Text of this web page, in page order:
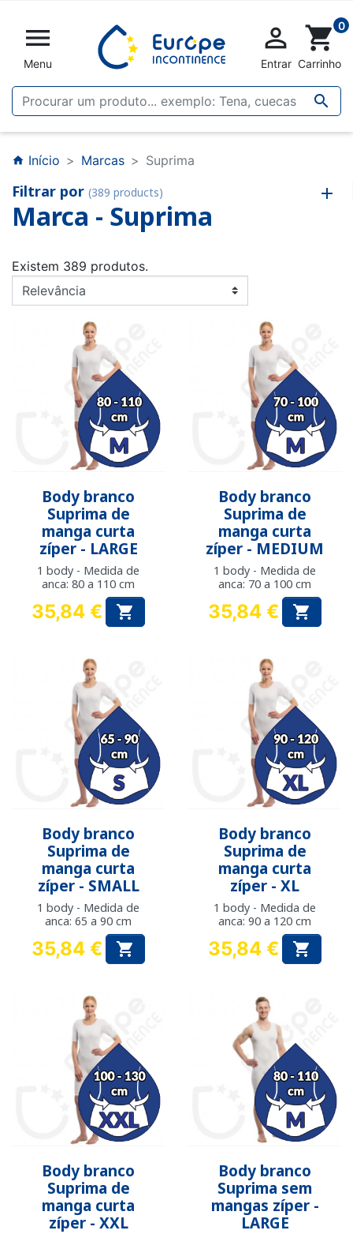

Menu


Entrar
shopping_cart 0
Carrinho
home Início Marcas Suprima
Filtrar por (389 products)
Marca - Suprima
Existem 389 produtos.
Body branco
Suprima de
manga curta
zíper - LARGE
1 body - Medida de
anca: 80 a 110 cm
Preço
35,84 € 
Body branco
Suprima de
manga curta
zíper - MEDIUM
1 body - Medida de
anca: 70 a 100 cm
Preço
35,84 € 
Body branco
Suprima de
manga curta
zíper - SMALL
1 body - Medida de
anca: 65 a 90 cm
Preço
35,84 € 
Body branco
Suprima de
manga curta
zíper - XL
1 body - Medida de
anca: 90 a 120 cm
Preço
35,84 € 
Body branco
Suprima de
manga curta
zíper - XXL
Body branco
Suprima sem
mangas zíper -
LARGE